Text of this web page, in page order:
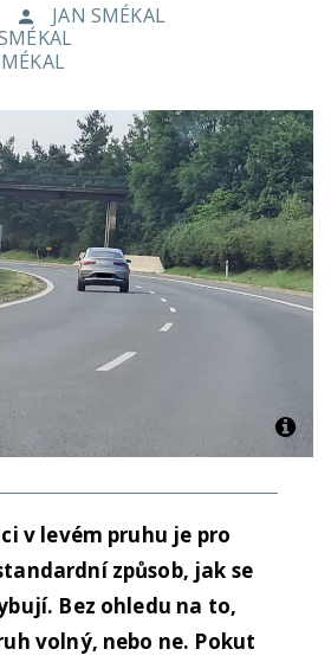
JAN SMÉKAL
v levém pruhu je pro
způsob, jak se
Bez ohledu na to,
volný, nebo ne. Pokut